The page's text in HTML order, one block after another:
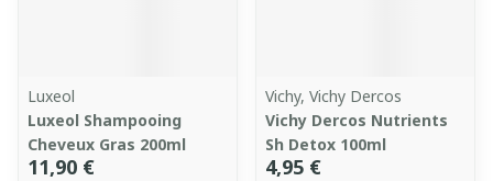
Luxeol
Luxeol Shampooing
Cheveux Gras 200ml
11,90 €
Vichy, Vichy Dercos
Vichy Dercos Nutrients
Sh Detox 100ml
4,95 €